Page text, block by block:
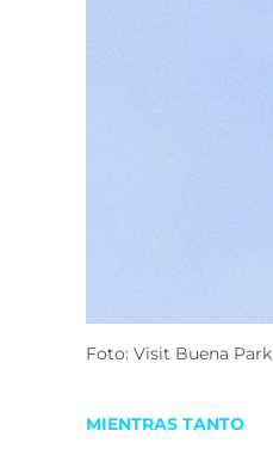
Foto: Visit Buena Park
POSTED
MIENTRAS TANTO